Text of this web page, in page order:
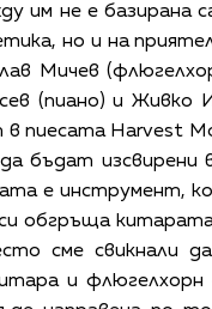
им не е базирана
но и на
Мичев
(пиано) и Живко
в пиесата Harvest
бъдат изсвирени
е инструмент,
обгръща
сме свикнали
и